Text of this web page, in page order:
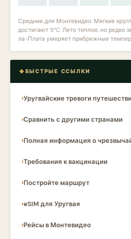
Средние для Монтевидео. Мягкие
достигают 5°C. Лето теплое, но редко
ла-Плата умеряет прибрежные
БЫСТРЫЕ ССЫЛКИ
Уругвайские тревоги
Сравнить с другими странами
Полная информация о
Требования к вакцинации
Постройте маршрут
eSIM для Уругвая
Рейсы в Монтевидео